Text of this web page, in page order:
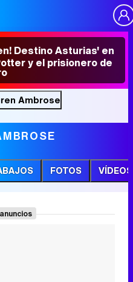
Destino Asturias' en
y el prisionero de
Ambrose
FOTOS VÍDEOS